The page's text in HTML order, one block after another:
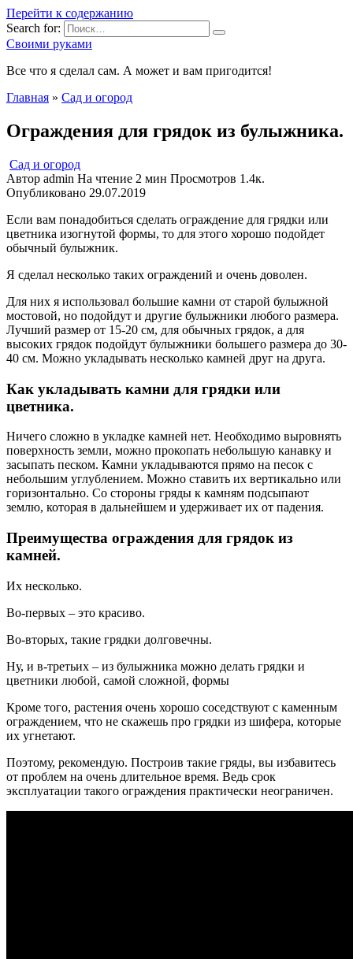
Перейти к содержанию
Search for:
Своими руками
Все что я сделал сам. А может и вам пригодится!
Главная » Сад и огород
Ограждения для грядок из булыжника.
Сад и огород
Автор admin На чтение 2 мин Просмотров 1.4к.
Опубликовано 29.07.2019
Если вам понадобиться сделать ограждение для грядки или
цветника изогнутой формы, то для этого хорошо подойдет
обычный булыжник.
Я сделал несколько таких ограждений и очень доволен.
Для них я использовал большие камни от старой булыжной
мостовой, но подойдут и другие булыжники любого размера.
Лучший размер от 15-20 см, для обычных грядок, а для
высоких грядок подойдут булыжники большего размера до 30-
40 см. Можно укладывать несколько камней друг на друга.
Как укладывать камни для грядки или
цветника.
Ничего сложно в укладке камней нет. Необходимо выровнять
поверхность земли, можно прокопать небольшую канавку и
засыпать песком. Камни укладываются прямо на песок с
небольшим углублением. Можно ставить их вертикально или
горизонтально. Со стороны гряды к камням подсыпают
землю, которая в дальнейшем и удерживает их от падения.
Преимущества ограждения для грядок из
камней.
Их несколько.
Во-первых – это красиво.
Во-вторых, такие грядки долговечны.
Ну, и в-третьих – из булыжника можно делать грядки и
цветники любой, самой сложной, формы
Кроме того, растения очень хорошо соседствуют с каменным
ограждением, что не скажешь про грядки из шифера, которые
их угнетают.
Поэтому, рекомендую. Построив такие гряды, вы избавитесь
от проблем на очень длительное время. Ведь срок
эксплуатации такого ограждения практически неограничен.